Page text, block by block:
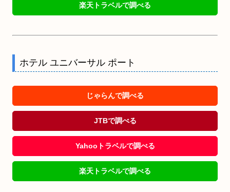
楽天トラベルで調べる
ホテル ユニバーサル ポート
じゃらんで調べる
JTBで調べる
Yahooトラベルで調べる
楽天トラベルで調べる